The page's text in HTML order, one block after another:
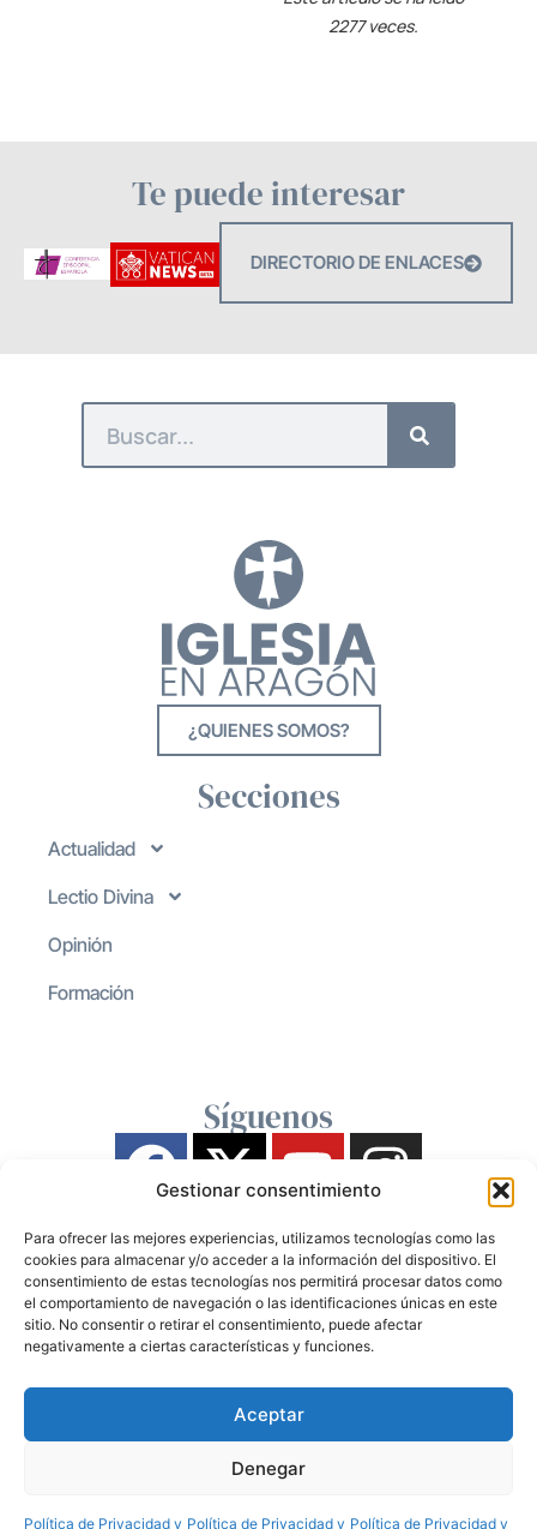
Gestionar consentimiento
Para ofrecer las mejores experiencias, utilizamos tecnologías como las
cookies para almacenar y/o acceder a la información del dispositivo. El
consentimiento de estas tecnologías nos permitirá procesar datos como
el comportamiento de navegación o las identificaciones únicas en este
sitio. No consentir o retirar el consentimiento, puede afectar
negativamente a ciertas características y funciones.
Aceptar
Denegar
Política de Privacidad y Política de Privacidad y Política de Privacidad y
2277 veces.
Te puede interesar
DIRECTORIO DE ENLACES
¿QUIENES SOMOS?
Secciones
Actualidad
Lectio Divina
Opinión
Formación
Síguenos